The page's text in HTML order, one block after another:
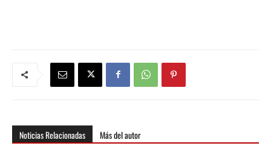
Noticias Relacionadas Más del autor